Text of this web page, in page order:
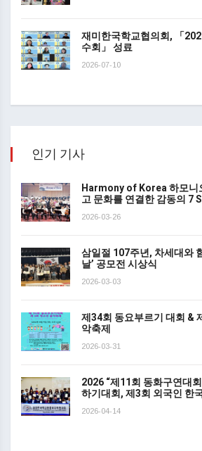
재미한국학교협의회, 「
수회」 성료
2026-07-10
인기 기사
Harmony of Korea 하모니
고 문화를 연결한 감동의 7
2026-03-26
삼일절 107주년, 차세대와
날’ 공모전 시상식
2026-03-03
제34회 동요부르기 대회 &
악축제
2026-03-31
2026 “제11회 동화구연대
하기대회, 제3회 외국인 한
2026-04-14